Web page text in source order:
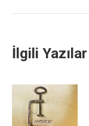
İlgili Yazılar